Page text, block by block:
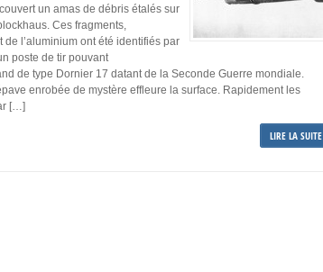
un amas de débris étalés sur
Ces fragments,
l’aluminium ont été identifiés par
poste de tir pouvant
de type Dornier 17 datant de la Seconde Guerre mondiale.
enrobée de mystère effleure la surface. Rapidement les
[…]
LIRE LA SUITE